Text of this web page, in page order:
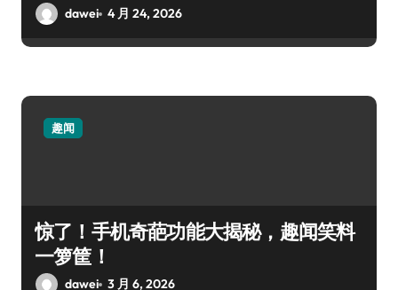
dawei 4 月 24, 2026
趣闻
惊了！手机奇葩功能大揭秘，趣闻笑料
一箩筐！
dawei 3 月 6, 2026